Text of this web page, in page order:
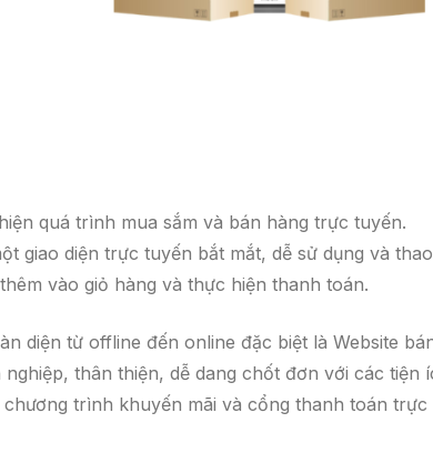
quá trình mua sắm và bán hàng trực tuyến.
giao diện trực tuyến bắt mắt, dễ sử dụng và thao
vào giỏ hàng và thực hiện thanh toán.
diện từ offline đến online đặc biệt là Website
thân thiện, dễ dang chốt đơn với các tiện
trình khuyến mãi và cổng thanh toán trực